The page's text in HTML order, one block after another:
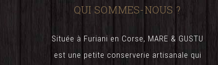
QUI SOMMES-NOUS ?
Située à Furiani en Corse, MARE & GUSTU
est une petite conserverie artisanale qui